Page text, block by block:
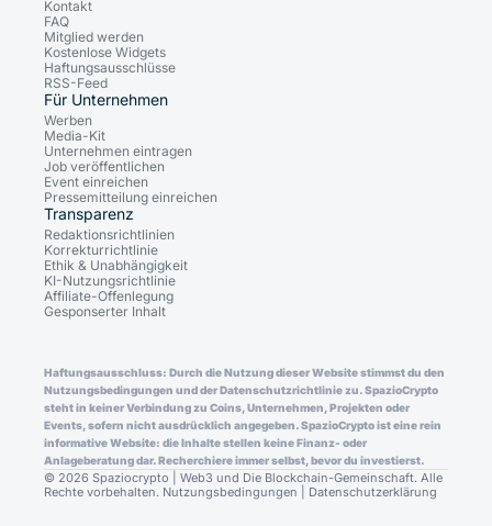
Kontakt
FAQ
Mitglied werden
Kostenlose Widgets
Haftungsausschlüsse
RSS-Feed
Für Unternehmen
Werben
Media-Kit
Unternehmen eintragen
Job veröffentlichen
Event einreichen
Pressemitteilung einreichen
Transparenz
Redaktionsrichtlinien
Korrekturrichtlinie
Ethik & Unabhängigkeit
KI-Nutzungsrichtlinie
Affiliate-Offenlegung
Gesponserter Inhalt
Haftungsausschluss: Durch die Nutzung dieser Website stimmst du den
Nutzungsbedingungen und der Datenschutzrichtlinie zu. SpazioCrypto
steht in keiner Verbindung zu Coins, Unternehmen, Projekten oder
Events, sofern nicht ausdrücklich angegeben. SpazioCrypto ist eine rein
informative Website: die Inhalte stellen keine Finanz- oder
Anlageberatung dar. Recherchiere immer selbst, bevor du investierst.
© 2026 Spaziocrypto | Web3 und Die Blockchain-Gemeinschaft. Alle
Rechte vorbehalten. Nutzungsbedingungen Datenschutzerklärung